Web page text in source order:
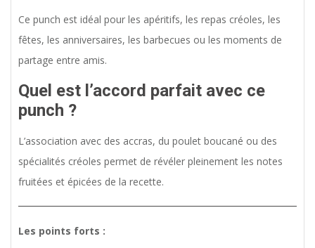
Ce punch est idéal pour les apéritifs, les repas créoles, les
fêtes, les anniversaires, les barbecues ou les moments de
partage entre amis.
Quel est l’accord parfait avec ce
punch ?
L’association avec des accras, du poulet boucané ou des
spécialités créoles permet de révéler pleinement les notes
fruitées et épicées de la recette.
Les points forts :